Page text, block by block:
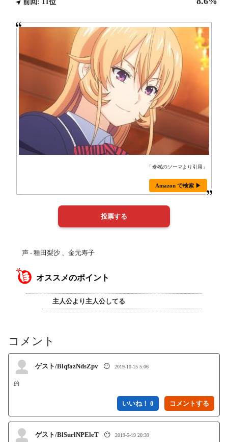
「食戟のソーマより引用」
Amazon で検索 ▶
声 - 種田梨沙 、金元寿子
オススメのポイント
主人公より主人公してる
コメント
ゲスト/BlqfazNdsZpv 😶 2019-10-15 5:06
的
いいね！ 0
ゲスト/BlSurlNPEleT 😶 2019-5-19 20:39